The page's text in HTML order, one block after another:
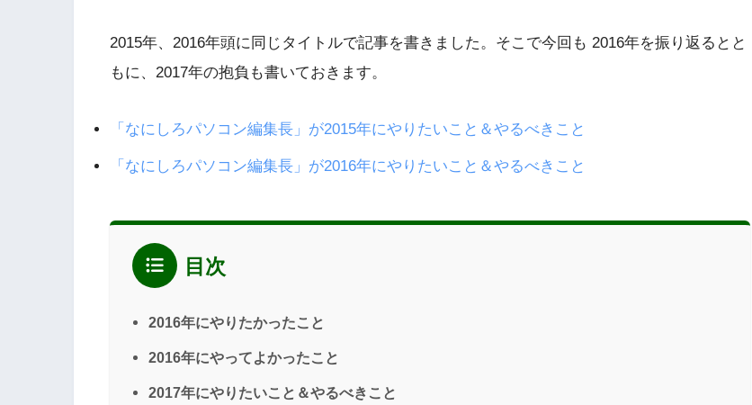
2015年、2016年頭に同じタイトルで記事を書きました。そこで今回も 2016年を振り返るとと
もに、2017年の抱負も書いておきます。
「なにしろパソコン編集長」が2015年にやりたいこと＆やるべきこと
「なにしろパソコン編集長」が2016年にやりたいこと＆やるべきこと
目次
2016年にやりたかったこと
2016年にやってよかったこと
2017年にやりたいこと＆やるべきこと